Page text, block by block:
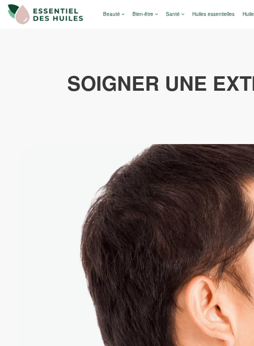
Beauté Bien-être Santé Huiles essentielles
SOIGNER UNE